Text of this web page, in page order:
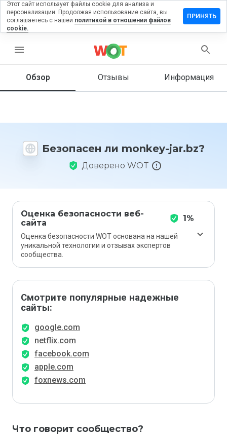
menu
Обзор Отзывы Информация
Безопасен ли monkey-jar.bz?
Доверено WOT
Оценка безопасности веб-
сайта
1%
Оценка безопасности WOT основана на нашей
уникальной технологии и отзывах экспертов
сообщества.
Смотрите популярные надежные
сайты:
google.com
netflix.com
facebook.com
apple.com
foxnews.com
Что говорит сообщество?
на
оценили
сайт от
1 до 5?
Этот сайт использует файлы cookie для анализа и
персонализации. Продолжая использование сайта, вы
соглашаетесь с нашей политикой в отношении файлов
cookie.
ПРИНЯТЬ